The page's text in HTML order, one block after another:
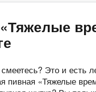
Это и есть
пивная «Тяжелые